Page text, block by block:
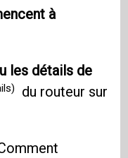
à
les détails de
du routeur sur